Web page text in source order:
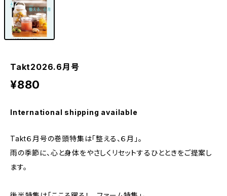
Takt2026.6月号
¥880
International shipping available
Takt６月号の巻頭特集は「整える、６月」。
雨の季節に、心と身体をやさしくリセットするひとときをご提案し
ます。